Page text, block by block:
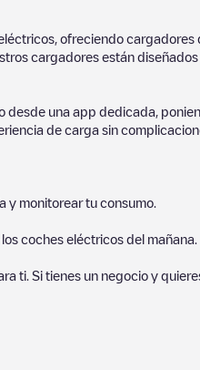
ofreciendo
cargadores están
una app dedicada,
de carga sin
y monitorear tu consumo.
coches eléctricos del mañana.
ti. Si tienes un negocio y